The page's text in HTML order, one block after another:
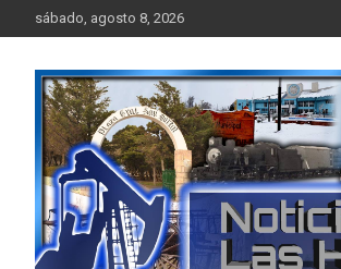
to
sábado, agosto 8, 2026